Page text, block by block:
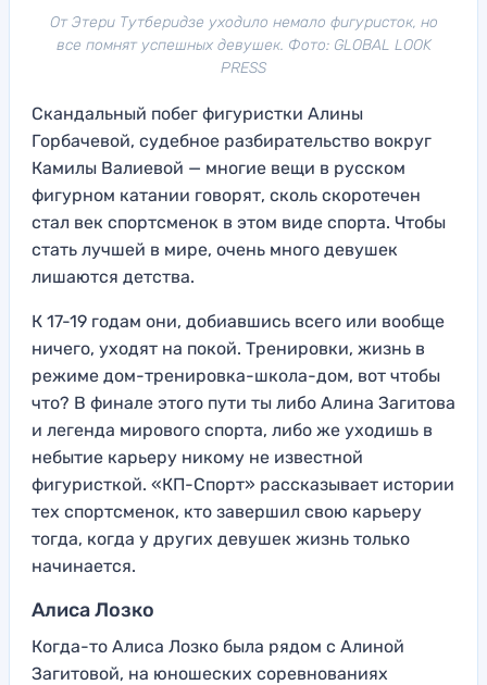
От Этери Тутберидзе уходило немало фигуристок, но
все помнят успешных девушек. Фото: GLOBAL LOOK
PRESS
Скандальный побег фигуристки Алины
Горбачевой, судебное разбирательство вокруг
Камилы Валиевой — многие вещи в русском
фигурном катании говорят, сколь скоротечен
стал век спортсменок в этом виде спорта. Чтобы
стать лучшей в мире, очень много девушек
лишаются детства.
К 17-19 годам они, добиавшись всего или вообще
ничего, уходят на покой. Тренировки, жизнь в
режиме дом-тренировка-школа-дом, вот чтобы
что? В финале этого пути ты либо Алина Загитова
и легенда мирового спорта, либо же уходишь в
небытие карьеру никому не известной
фигуристкой. «КП-Спорт» рассказывает истории
тех спортсменок, кто завершил свою карьеру
тогда, когда у других девушек жизнь только
начинается.
Алиса Лозко
Когда-то Алиса Лозко была рядом с Алиной
Загитовой, на юношеских соревнованиях